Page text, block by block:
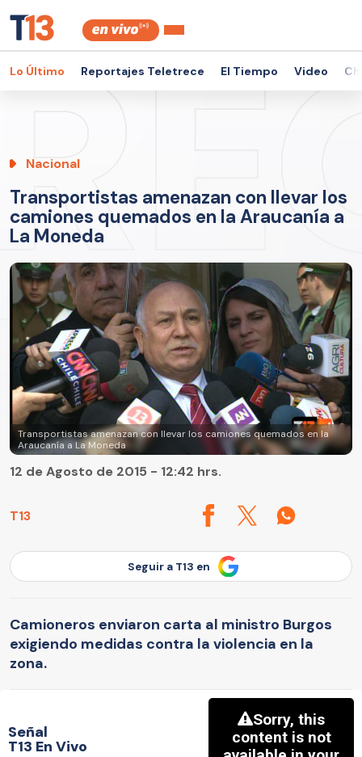
Lo Último Reportajes Teletrece El Tiempo Video
Nacional
Transportistas amenazan con llevar los
camiones quemados en la Araucanía a
La Moneda
Transportistas amenazan con llevar los camiones quemados en la
Araucanía a La Moneda
T13
12 de Agosto de 2015 - 12:42 hrs.
Seguir a T13 en
Camioneros enviaron carta al ministro Burgos
exigiendo medidas contra la violencia en la
zona.
Señal
T13 En Vivo